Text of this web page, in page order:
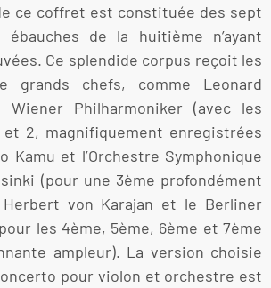
ce coffret est constituée des sept
ébauches de la huitième n’ayant
Ce splendide corpus reçoit les
grands chefs, comme Leonard
Philharmoniker (avec les
et 2, magnifiquement enregistrées
Kamu et l’Orchestre Symphonique
(pour une 3ème profondément
von Karajan et le Berliner
les 4ème, 5ème, 6ème et 7ème
ampleur). La version choisie
pour violon et orchestre est